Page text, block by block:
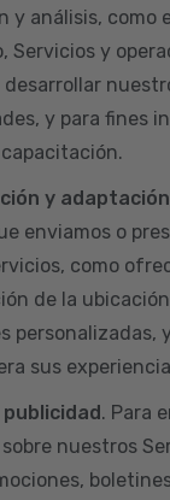
y análisis, como
Servicios y
desarrollar
y para fines
y adaptación
enviamos o
como
de la
personalizadas,
sus
. Para
nuestros